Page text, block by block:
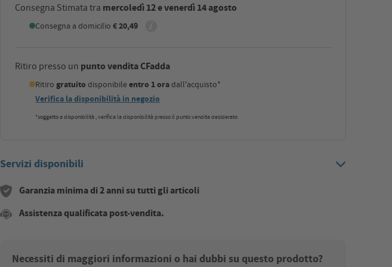
Consegna Stimata tra mercoledì 12 e venerdì 14 agosto
Consegna a domicilio € 20,49
Ritiro presso un punto vendita CFadda
Ritiro gratuito disponibileentro 1 oradall'acquisto*
Verifica la disponibilità in negozio
*soggetto a disponibilità , verifica la disponibilità presso il punto vendita desiderato
Servizi disponibili
Garanzia minima di 2 anni su tutti gli articoli
Assistenza qualificata post-vendita.
Necessiti di maggiori informazioni o hai dubbi su questo prodotto?